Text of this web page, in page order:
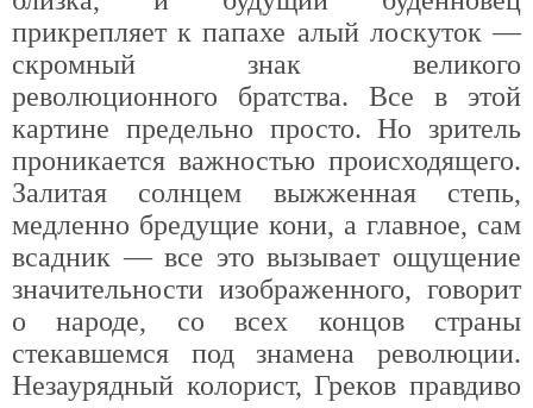
прикрепляет к папахе алый лоскуток —
скромный знак великого
революционного братства. Все в этой
картине предельно просто. Но зритель
проникается важностью происходящего.
Залитая солнцем выжженная степь,
медленно бредущие кони, а главное, сам
всадник — все это вызывает ощущение
значительности изображенного, говорит
о народе, со всех концов страны
стекавшемся под знамена революции.
Незаурядный колорист, Греков правдиво